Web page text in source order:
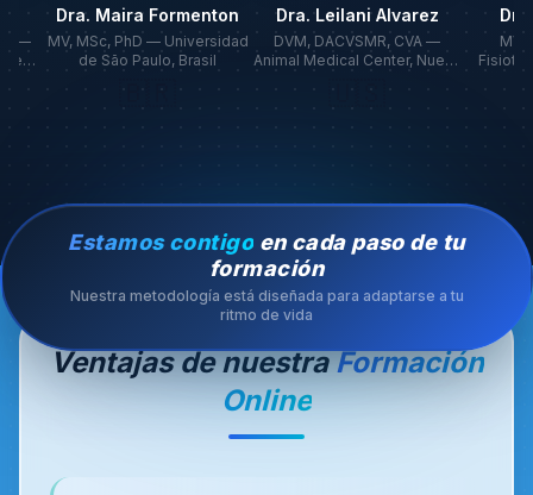
Dra. Leilani Alvarez
DVM, DACVSMR, CVA —
Medical Center, Nueva
Dra. Karen Berg
MV, Especialista en
Fisioterapia Veterinaria —
Felicity
BSc (Hons),
(VetPhysio),
Estamos contigo en cada paso de tu
formación
Nuestra metodología está diseñada para adaptarse a tu
ritmo de vida
Ventajas de nuestraFormación
Online